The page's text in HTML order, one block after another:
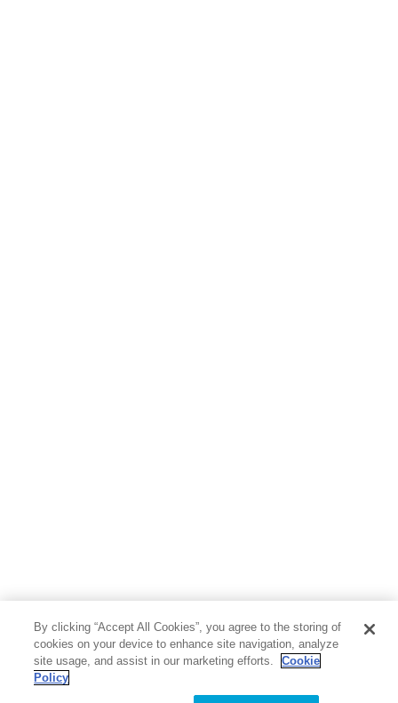
By clicking “Accept All Cookies”, you agree to the storing of
cookies on your device to enhance site navigation, analyze
site usage, and assist in our marketing efforts.
Cookie
Policy